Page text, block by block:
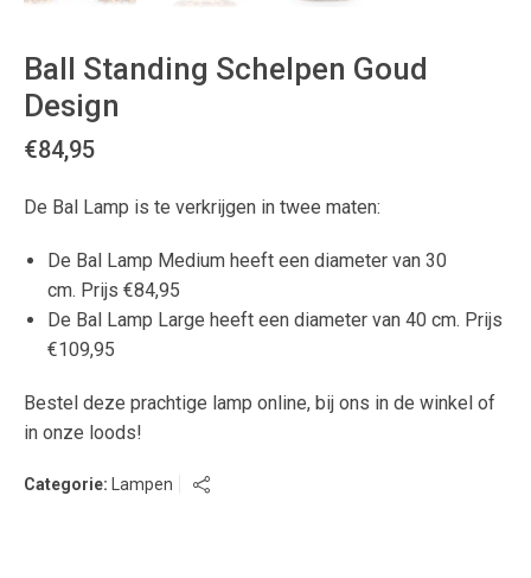
Ball Standing Schelpen Goud
Design
€84,95
De Bal Lamp is te verkrijgen in twee maten:
De Bal Lamp Medium heeft een diameter van 30
cm. Prijs €84,95
De Bal Lamp Large heeft een diameter van 40 cm. Prijs
€109,95
Bestel deze prachtige lamp online, bij ons in de winkel of
in onze loods!
Categorie: Lampen